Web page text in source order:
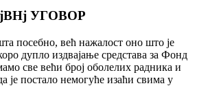
УГОВОР
посебно, већ нажалост оно што jе
дупло издваjање средстава за Фонд
све већи броj оболелих радника и
jе постало немогуће изаћи свима у